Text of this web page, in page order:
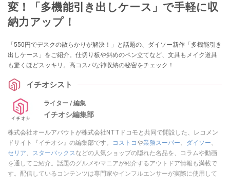
変！「多機能引き出しケース」で手軽に収
納力アップ！
「550円でデスクの散らかりが解決！」と話題の、ダイソー新作「多機能引き
出しケース」をご紹介。仕切り板や斜めのペン立てなど、文具もメイク道具
も驚くほどスッキリ。高コスパな神収納の秘密をチェック！
イチオシスト
ライター / 編集
イチオシ編集部
株式会社オールアバウトが株式会社NTTドコモと共同で開設した、レコメン
ドサイト『イチオシ』の編集部です。
コストコや業務スーパー、 ダイソー、
セリア、 スターバックスなどの人気ショップの隠れた名品を、コラムや動画
を通してご紹介。話題のグルメやマニアが紹介するアウトドア情報も満載で
す。配信しているコンテンツは専門家やインフルエンサーが実際に使用して